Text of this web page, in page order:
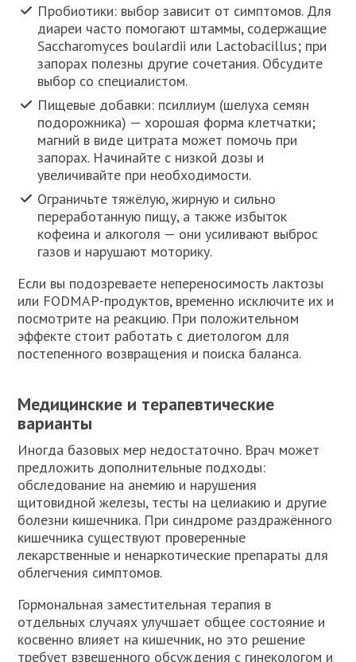
Пробиотики: выбор зависит от симптомов. Для
диареи часто помогают штаммы, содержащие
Saccharomyces boulardii или Lactobacillus; при
запорах полезны другие сочетания. Обсудите
выбор со специалистом.
Пищевые добавки: псиллиум (шелуха семян
подорожника) — хорошая форма клетчатки;
магний в виде цитрата может помочь при
запорах. Начинайте с низкой дозы и
увеличивайте при необходимости.
Ограничьте тяжёлую, жирную и сильно
переработанную пищу, а также избыток
кофеина и алкоголя — они усиливают выброс
газов и нарушают моторику.
Если вы подозреваете непереносимость лактозы
или FODMAP-продуктов, временно исключите их и
посмотрите на реакцию. При положительном
эффекте стоит работать с диетологом для
постепенного возвращения и поиска баланса.
Медицинские и терапевтические
варианты
Иногда базовых мер недостаточно. Врач может
предложить дополнительные подходы:
обследование на анемию и нарушения
щитовидной железы, тесты на целиакию и другие
болезни кишечника. При синдроме раздражённого
кишечника существуют проверенные
лекарственные и ненаркотические препараты для
облегчения симптомов.
Гормональная заместительная терапия в
отдельных случаях улучшает общее состояние и
косвенно влияет на кишечник, но это решение
требует взвешенного обсуждения с гинекологом и